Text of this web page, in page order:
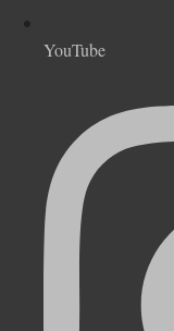
YouTube